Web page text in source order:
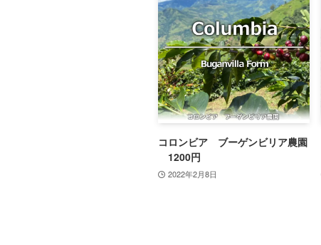
コロンビア ブーゲンビリア農園
1200円
2022年2月8日